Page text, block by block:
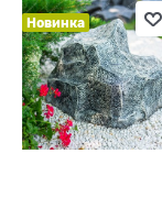
Новинка